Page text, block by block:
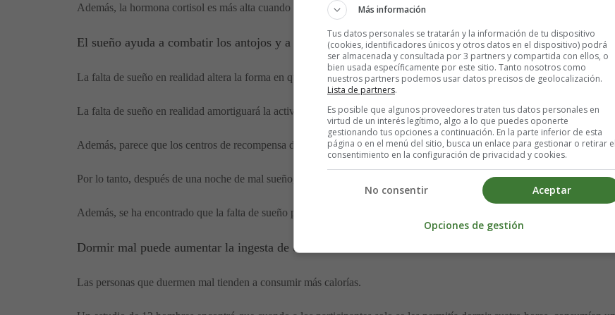
Además, la hormona cortisol es más alta cuando no duermes lo suficiente. El cortisol es una hormona del estrés que
El sueño ayuda a combatir los antojos y a tomar decisiones saludables
La falta de sueño en realidad altera la forma en que funciona el cerebro. Esto puede dificultar la toma de decisiones
La falta de sueño en realidad amortiguará la actividad en el lóbulo frontal del cerebro. El lóbulo frontal está a cargo de la
Además, parece que los centros de recompensa del cerebro se estimulan más con la comida cuando no tienes sueño.
Por lo tanto, después de una noche de mal sueño, ese tazón de helado no solo es más gratificante, sino que
Además, se ha encontrado que la falta de sueño puede aumentar la afinidad por los alimentos con alto contenido de
Dormir mal puede aumentar la ingesta de calorías
Las personas que duermen mal tienden a consumir más calorías.
Más información
Tus datos personales se tratarán y la información de tu dispositivo
(cookies, identificadores únicos y otros datos en el dispositivo) podrá
ser almacenada y consultada por 3 partners y compartida con ellos, o
bien usada específicamente por este sitio. Tanto nosotros como
nuestros partners podemos usar datos precisos de geolocalización.
Lista de partners.
Es posible que algunos proveedores traten tus datos personales en
virtud de un interés legítimo, algo a lo que puedes oponerte
gestionando tus opciones a continuación. En la parte inferior de esta
página o en el menú del sitio, busca un enlace para gestionar o retirar el
consentimiento en la configuración de privacidad y cookies.
Aceptar
No consentir
Opciones de gestión